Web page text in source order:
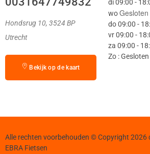
Hondsrug 10, 3524 BP
Utrecht
Bekijk op de kaart
di 09:00 -
woGesloten
do 09:00 -
vr 09:00 -
za 09:00 -
Zo : Gesloten
Alle rechten voorbehouden © Copyright 2026
EBRA Fietsen